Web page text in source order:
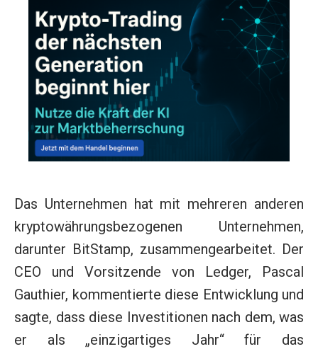
Das Unternehmen hat mit mehreren anderen
kryptowährungsbezogenen Unternehmen,
darunter BitStamp, zusammengearbeitet. Der
CEO und Vorsitzende von Ledger, Pascal
Gauthier, kommentierte diese Entwicklung und
sagte, dass diese Investitionen nach dem, was
er als „einzigartiges Jahr“ für das